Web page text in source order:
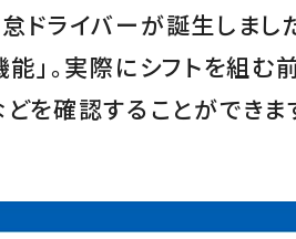
ドライバーが誕生しまし
能 」。実際にシフトを組
を確認することができま